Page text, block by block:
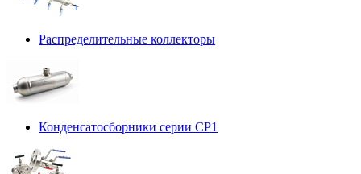
Распределительные коллекторы
Конденсатосборники серии CP1